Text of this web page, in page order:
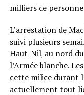
milliers de
L’arrestation de
suivi plusieurs
Haut-Nil, au nord
l’Armée blanche.
cette milice durant
actuellement tout